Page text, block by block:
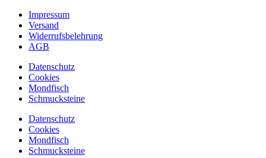
Impressum
Versand
Widerrufsbelehrung
AGB
Datenschutz
Cookies
Mondfisch
Schmucksteine
Datenschutz
Cookies
Mondfisch
Schmucksteine